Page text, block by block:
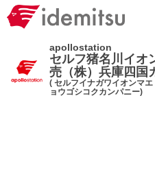
apollostation
セルフ猪名川イオ
売（株）兵庫四国
( セルフイナガワイオンマ
ョウゴシコクカンパニー)